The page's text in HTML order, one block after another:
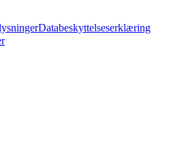
Databeskyttelseserklæring